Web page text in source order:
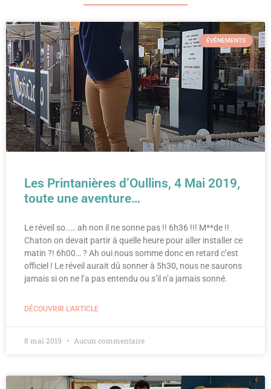
ÉVÉNEMENTS
Les Printanières d’Oullins, 4 Mai 2019,
toute une aventure…
Le réveil so..… ah non il ne sonne pas !! 6h36 !!! M**de !!
Chaton on devait partir à quelle heure pour aller installer ce
matin ?! 6h00… ? Ah oui nous somme donc en retard c’est
officiel ! Le réveil aurait dû sonner à 5h30, nous ne saurons
jamais si on ne l’a pas entendu ou s’il n’a jamais sonné.
DÉCOUVRIR L'ARTICLE
8 mai 2019 Aucun commentaire